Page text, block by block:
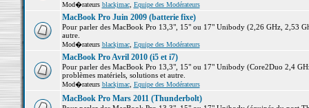
Mod�rateurs blackjmac, Equipe des Modérateurs
MacBook Pro Juin 2009 (batterie fixe)
Pour parler des MacBook Pro 13,3", 15" ou 17" Unibody (2,26 GHz, 2,53
autre.
Mod�rateurs blackjmac, Equipe des Modérateurs
MacBook Pro Avril 2010 (i5 et i7)
Pour parler des MacBook Pro 13,3", 15" ou 17" Unibody (Core2Duo 2,4
problèmes matériels, solutions et autre.
Mod�rateurs blackjmac, Equipe des Modérateurs
MacBook Pro Mars 2011 (Thunderbolt)